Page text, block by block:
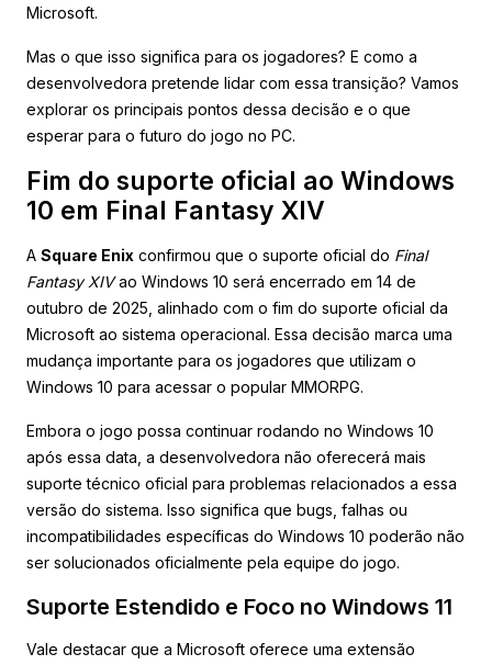
Microsoft.
Mas o que isso significa para os jogadores? E como a
desenvolvedora pretende lidar com essa transição? Vamos
explorar os principais pontos dessa decisão e o que
esperar para o futuro do jogo no PC.
Fim do suporte oficial ao Windows
10 em Final Fantasy XIV
A Square Enix confirmou que o suporte oficial do Final
Fantasy XIVao Windows 10 será encerrado em 14 de
outubro de 2025, alinhado com o fim do suporte oficial da
Microsoft ao sistema operacional. Essa decisão marca uma
mudança importante para os jogadores que utilizam o
Windows 10 para acessar o popular MMORPG.
Embora o jogo possa continuar rodando no Windows 10
após essa data, a desenvolvedora não oferecerá mais
suporte técnico oficial para problemas relacionados a essa
versão do sistema. Isso significa que bugs, falhas ou
incompatibilidades específicas do Windows 10 poderão não
ser solucionados oficialmente pela equipe do jogo.
Suporte Estendido e Foco no Windows 11
Vale destacar que a Microsoft oferece uma extensão